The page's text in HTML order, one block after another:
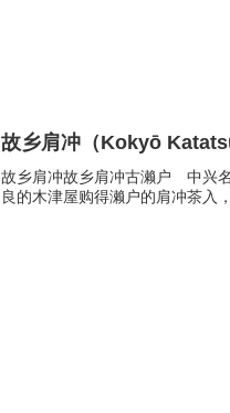
故乡肩冲（Kokyō
故乡肩冲故乡肩冲古濑户 中兴
良的木津屋购得濑户的肩冲茶入